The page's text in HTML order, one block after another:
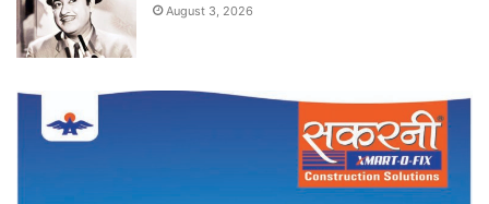
August 3, 2026